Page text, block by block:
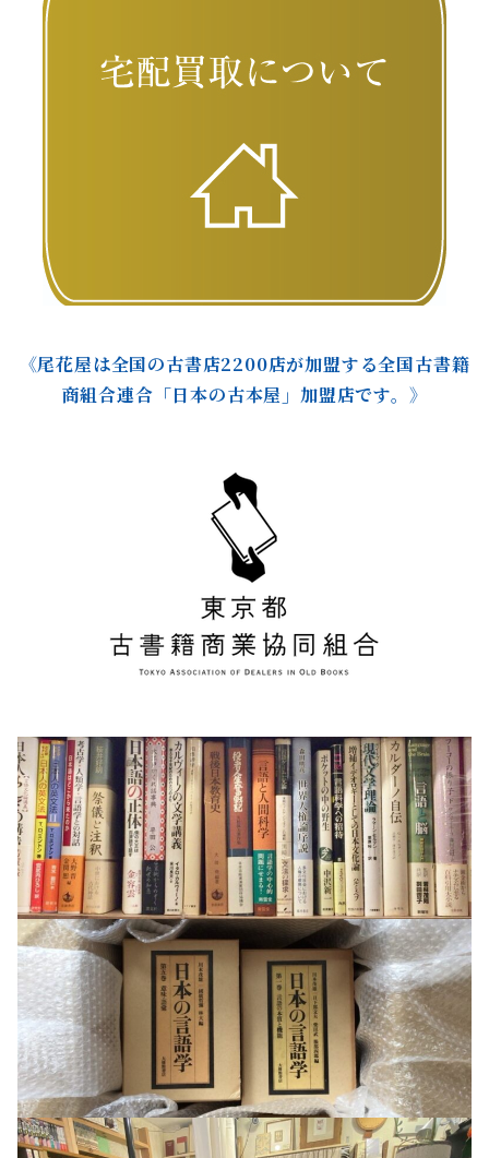
《尾花屋は全国の古書店2200店が加盟する全国古書籍
商組合連合「日本の古本屋」加盟店です。》